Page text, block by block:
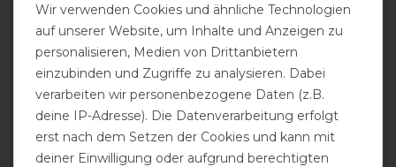
Perfekte Erweiterung für die Bucas "sun shower" Decke!
Schon im Einsatz für meine Haflinger Stute, mit
sportlicher Statur. Für ein kräftigeres Pferd wäre wohl
die grössere Erweiterung besser. So aber ist sie perfekt!
13.05.2021
Einfach anzubringen und super Qualität.
Wir verwenden Cookies und ähnliche Technologien
auf unserer Website, um Inhalte und Anzeigen zu
personalisieren, Medien von Drittanbietern
einzubinden und Zugriffe zu analysieren. Dabei
verarbeiten wir personenbezogene Daten (z.B.
deine IP-Adresse). Die Datenverarbeitung erfolgt
erst nach dem Setzen der Cookies und kann mit
deiner Einwilligung oder aufgrund berechtigten